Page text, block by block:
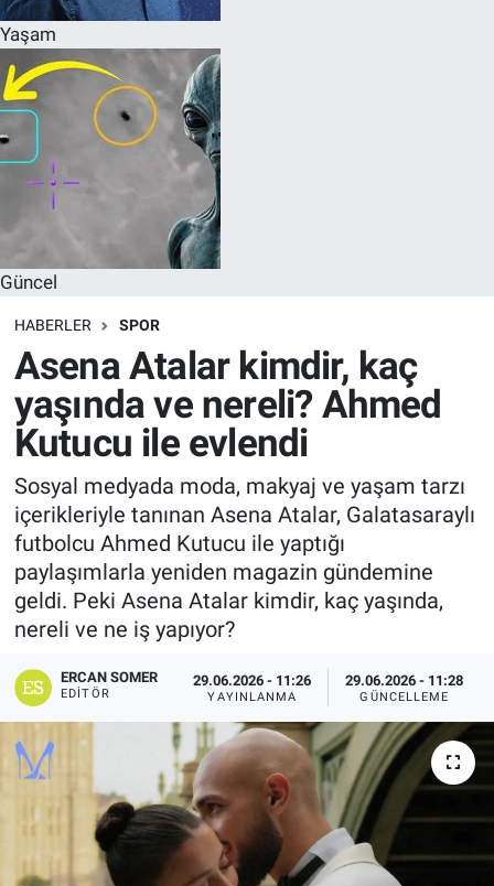
Yaşam
Güncel
HABERLER SPOR
Asena Atalar kimdir, kaç
yaşında ve nereli? Ahmed
Kutucu ile evlendi
Sosyal medyada moda, makyaj ve yaşam tarzı
içerikleriyle tanınan Asena Atalar, Galatasaraylı
futbolcu Ahmed Kutucu ile yaptığı
paylaşımlarla yeniden magazin gündemine
geldi. Peki Asena Atalar kimdir, kaç yaşında,
nereli ve ne iş yapıyor?
ERCAN SOMER
EDITÖR
29.06.2026 - 11:26
YAYINLANMA
29.06.2026 - 11:28
GÜNCELLEME